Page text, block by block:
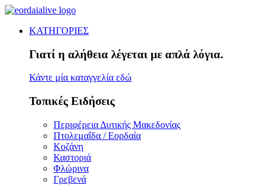
ΚΑΤΗΓΟΡΙΕΣ
Γιατί η αλήθεια λέγεται με απλά λόγια.
Κάντε μία καταγγελία εδώ
Τοπικές Ειδήσεις
Περιφέρεια Δυτικής Μακεδονίας
Πτολεμαΐδα / Εορδαία
Κοζάνη
Καστοριά
Φλώρινα
Γρεβενά